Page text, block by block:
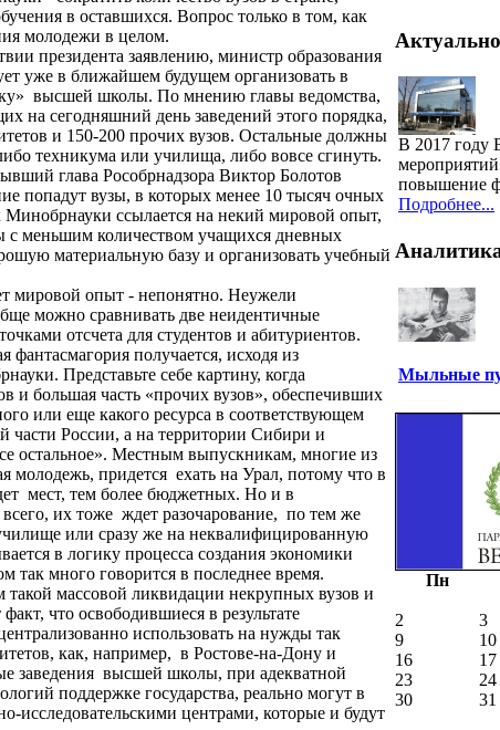
в оставшихся. Вопрос только в том, как
молодежи в целом.
президента заявлению, министр образования
уже в ближайшем будущем организовать в
высшей школы. По мнению главы ведомства,
на сегодняшний день заведений этого порядка,
и 150-200 прочих вузов. Остальные должны
техникума или училища, либо вовсе сгинуть.
глава Рособрнадзора Виктор Болотов
попадут вузы, в которых менее 10 тысяч очных
ссылается на некий мировой опыт,
с меньшим количеством учащихся дневных
материальную базу и организовать учебный
мировой опыт - непонятно. Неужели
можно сравнивать две неидентичные
отсчета для студентов и абитуриентов.
фантасмагория получается, исходя из
Представьте себе картину, когда
и большая часть «прочих вузов», обеспечивших
или еще какого ресурса в соответствующем
части России, а на территории Сибири и
остальное». Местным выпускникам, многие из
молодежь, придется ехать на Урал, потому что в
мест, тем более бюджетных. Но и в
их тоже ждет разочарование, по тем же
или сразу же на неквалифицированную
в логику процесса создания экономики
так много говорится в последнее время.
массовой ликвидации некрупных вузов и
что освободившиеся в результате
использовать на нужды так
как, например, в Ростове-на-Дону и
заведения высшей школы, при адекватной
поддержке государства, реально могут в
исследовательскими центрами, которые и будут
Актуально
В 2017 году
повышение
Подробнее...
Мыльные
Пн
2
3
9
10
16
17
23
24
30
31